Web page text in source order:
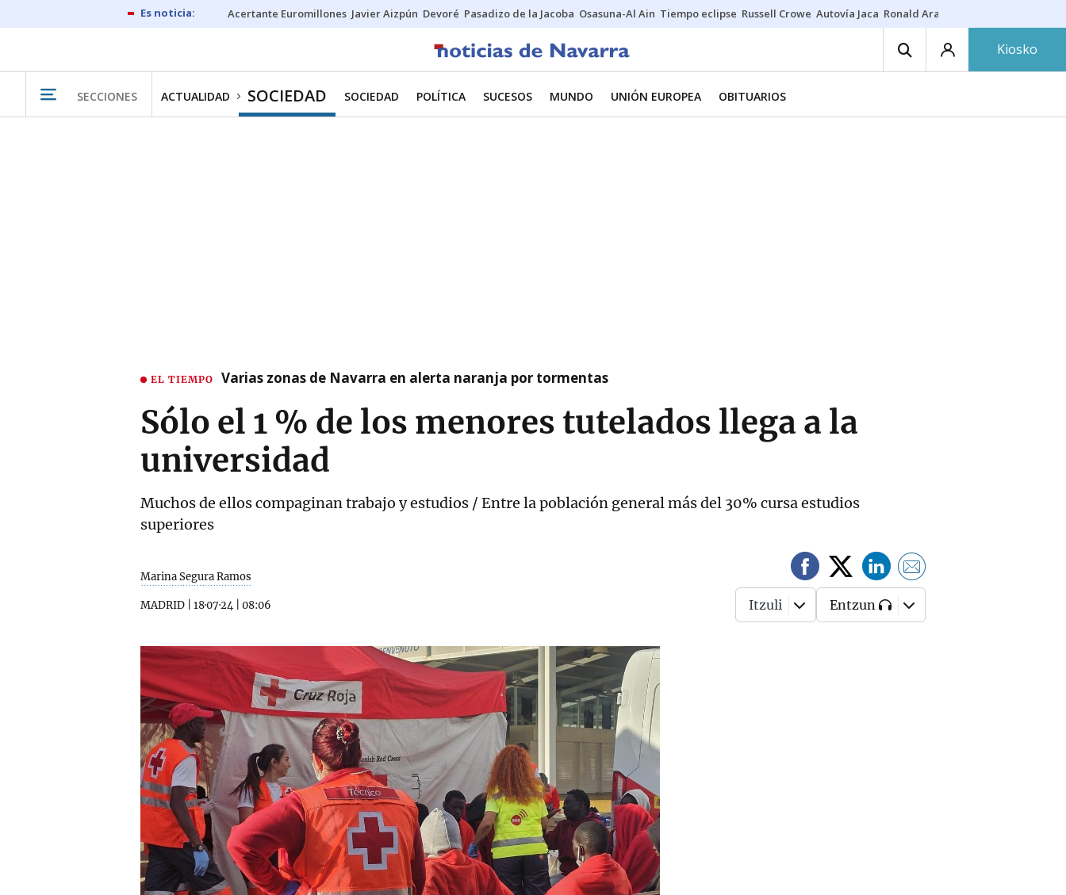
Acertante Euromillones Javier Aizpún Devoré Pasadizo de la Jacoba Osasuna-Al Ain Tiempo eclipse Russell Crowe Autovía Jaca Ronald Araújo
Kiosko
SECCIONES ACTUALIDAD SOCIEDAD SOCIEDAD POLÍTICA SUCESOS MUNDO UNIÓN EUROPEA OBITUARIOS
EL TIEMPO Varias zonas de Navarra en alerta naranja por tormentas
Sólo el 1 % de los menores tutelados llega a la
universidad
Muchos de ellos compaginan trabajo y estudios / Entre la población general más del 30% cursa estudios
superiores
Marina Segura Ramos
MADRID 18·07·24 08:06 Itzuli Entzun